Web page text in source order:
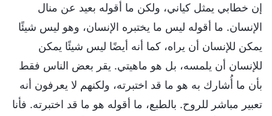
إن خطابي يمثل كياني، ولكن ما أقوله بعيد عن منال
الإنسان. ما أقوله ليس ما يختبره الإنسان، وهو ليس شيئًا
يمكن للإنسان أن يراه، كما أنه أيضًا ليس شيئًا يمكن
للإنسان أن يلمسه، بل هو ماهيتي. يقر بعض الناس فقط
بأن ما أُشارك به هو ما قد اختبرته، ولكنهم لا يعرفون أنه
تعبير مباشر للروح. بالطبع، ما أقوله هو ما قد اختبرته. فأنا